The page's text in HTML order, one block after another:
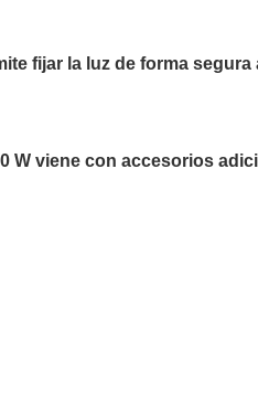
fijar la luz de forma
W viene con accesorios